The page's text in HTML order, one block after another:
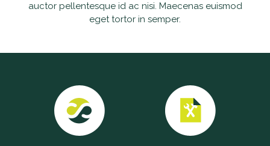
auctor pellentesque id ac nisi. Maecenas euismod
eget tortor in semper.